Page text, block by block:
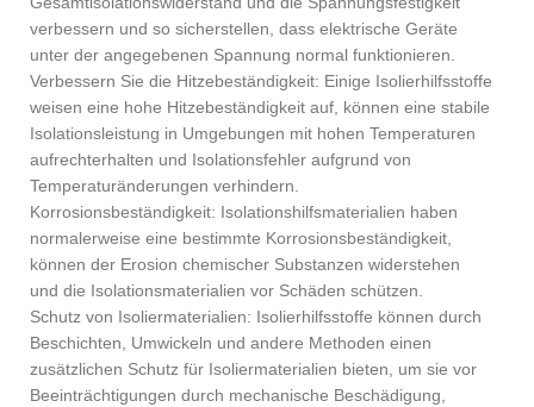
verbessern und so sicherstellen, dass elektrische Geräte
unter der angegebenen Spannung normal funktionieren.
Verbessern Sie die Hitzebeständigkeit: Einige Isolierhilfsstoffe
weisen eine hohe Hitzebeständigkeit auf, können eine stabile
Isolationsleistung in Umgebungen mit hohen Temperaturen
aufrechterhalten und Isolationsfehler aufgrund von
Temperaturänderungen verhindern.
Korrosionsbeständigkeit: Isolationshilfsmaterialien haben
normalerweise eine bestimmte Korrosionsbeständigkeit,
können der Erosion chemischer Substanzen widerstehen
und die Isolationsmaterialien vor Schäden schützen.
Schutz von Isoliermaterialien: Isolierhilfsstoffe können durch
Beschichten, Umwickeln und andere Methoden einen
zusätzlichen Schutz für Isoliermaterialien bieten, um sie vor
Beeinträchtigungen durch mechanische Beschädigung,